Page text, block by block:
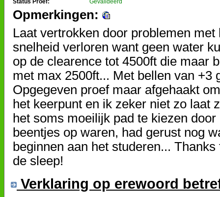
Opmerkingen:
Laat vertrokken door problemen
snelheid verloren want geen water
op de clearence tot 4500ft die maar
met max 2500ft... Met bellen van +3
Opgegeven proef maar afgehaakt
het keerpunt en ik zeker niet zo laat
het soms moeilijk pad te kiezen
beentjes op waren, had gerust nog
beginnen aan het studeren...
de sleep!
Verklaring op erewoord